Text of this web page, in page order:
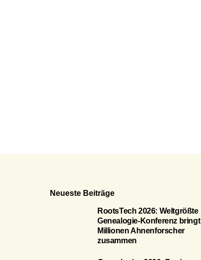
Neueste Beiträge
RootsTech 2026: Weltgrößte
Genealogie-Konferenz bringt
Millionen Ahnenforscher
zusammen